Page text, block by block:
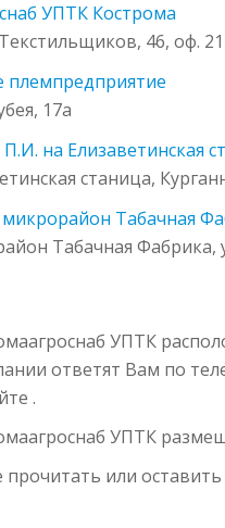
УПТК Кострома
46, оф. 21
племпредприятие
17а
на Елизаветинская
станица,
микрорайон Табачная
Табачная Фабрика,
УПТК
ответят Вам по
.
УПТК
или